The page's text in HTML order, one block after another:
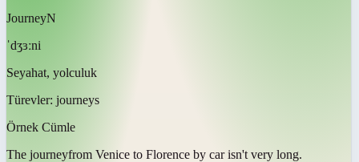
JourneyN
ˈdʒɜːni
Seyahat, yolculuk
Türevler: journeys
Örnek Cümle
The journeyfrom Venice to Florence by car isn't very long.